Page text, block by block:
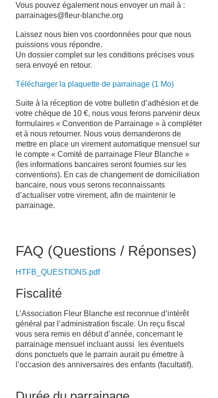
Vous pouvez également nous envoyer un mail à :
parrainages@fleur-blanche.org
Laissez nous bien vos coordonnées pour que nous
puissions vous répondre.
Un dossier complet sur les conditions précises vous
sera envoyé en retour.
Télécharger la plaquette de parrainage (1 Mo)
Suite à la réception de votre bulletin d’adhésion et de
votre chèque de 10 €, nous vous ferons parvenir deux
formulaires « Convention de Parrainage » à compléter
et à nous retourner. Nous vous demanderons de
mettre en place un virement automatique mensuel sur
le compte « Comité de parrainage Fleur Blanche »
(les informations bancaires seront fournies sur les
conventions). En cas de changement de domiciliation
bancaire, nous vous serons reconnaissants
d’actualiser votre virement, afin de maintenir le
parrainage.
FAQ (Questions / Réponses)
HTFB_QUESTIONS.pdf
Fiscalité
L’Association Fleur Blanche est reconnue d’intérêt
général par l’administration fiscale. Un reçu fiscal
vous sera remis en début d’année, concernant le
parrainage mensuel incluant aussi les éventuels
dons ponctuels que le parrain aurait pu émettre à
l’occasion des anniversaires des enfants (facultatif).